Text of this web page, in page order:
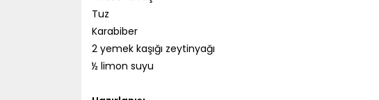
Tuz
Karabiber
2 yemek kaşığı zeytinyağı
½ limon suyu